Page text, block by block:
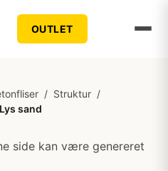
OUTLET
/ Struktur /
sand
side kan være genereret